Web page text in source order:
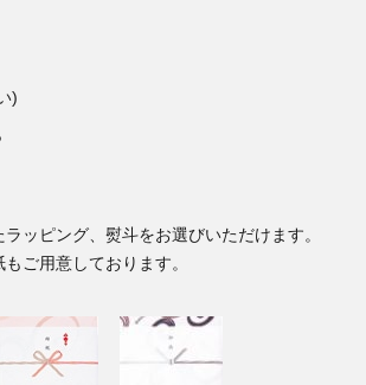
)
ッピング、熨斗をお選びいただけます。
ご用意しております。